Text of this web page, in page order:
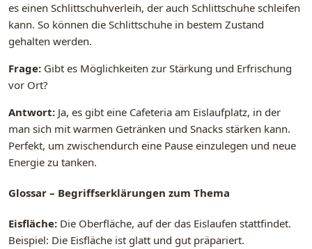
es einen Schlittschuhverleih, der auch Schlittschuhe schleifen
kann. So können die Schlittschuhe in bestem Zustand
gehalten werden.
Frage: Gibt es Möglichkeiten zur Stärkung und Erfrischung
vor Ort?
Antwort: Ja, es gibt eine Cafeteria am Eislaufplatz, in der
man sich mit warmen Getränken und Snacks stärken kann.
Perfekt, um zwischendurch eine Pause einzulegen und neue
Energie zu tanken.
Glossar – Begriffserklärungen zum Thema
Eisfläche: Die Oberfläche, auf der das Eislaufen stattfindet.
Beispiel: Die Eisfläche ist glatt und gut präpariert.